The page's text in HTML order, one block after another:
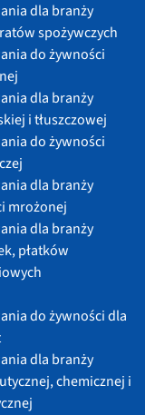
dla branży
spożywczych
do żywności
dla branży
i tłuszczowej
do żywności
dla branży
mrożonej
dla branży
płatków
do żywności dla
dla branży
chemicznej i